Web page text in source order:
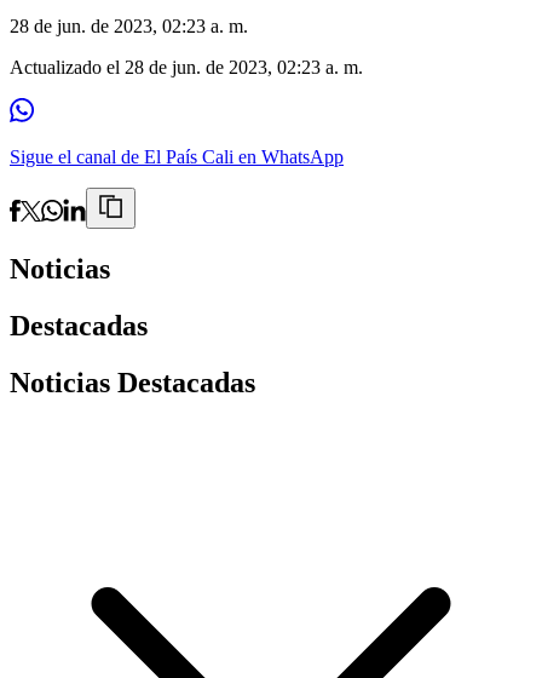
28 de jun. de 2023, 02:23 a. m.
Actualizado el 28 de jun. de 2023, 02:23 a. m.
Sigue el canal de El País Cali en WhatsApp
Noticias
Destacadas
Noticias Destacadas